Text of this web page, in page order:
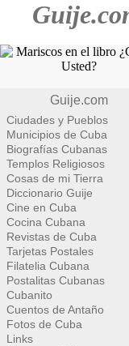
Guije.com
Ciudades y Pueblos
Municipios de Cuba
Biografías Cubanas
Templos Religiosos
Cosas de mi Tierra
Diccionario Guije
Cine en Cuba
Cocina Cubana
Revistas de Cuba
Tarjetas Postales
Filatelia Cubana
Postalitas Cubanas
Cubanito
Cuentos de Antaño
Fotos de Cuba
Links